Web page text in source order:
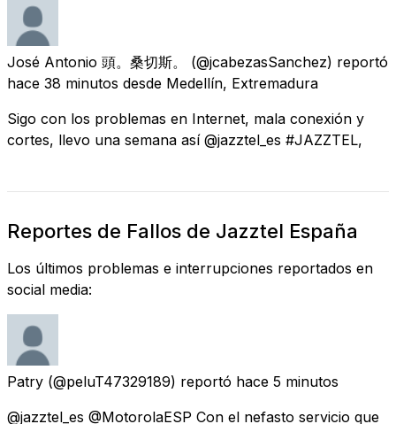
José Antonio 頭。桑切斯。
(@jcabezasSanchez) reportó
hace 38 minutos desde Medellín, Extremadura
Sigo con los problemas en Internet, mala conexión y
cortes, llevo una semana así @jazztel_es #JAZZTEL,
Reportes de Fallos de Jazztel España
Los últimos problemas e interrupciones reportados en
social media:
Patry (@peluT47329189) reportó hace 5 minutos
@jazztel_es @MotorolaESP Con el nefasto servicio que